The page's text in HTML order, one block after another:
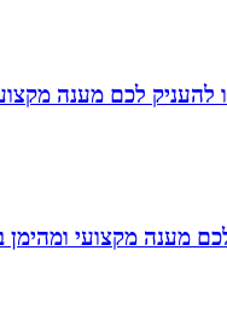
לכם מענה
מענה מקצועי ומהימן